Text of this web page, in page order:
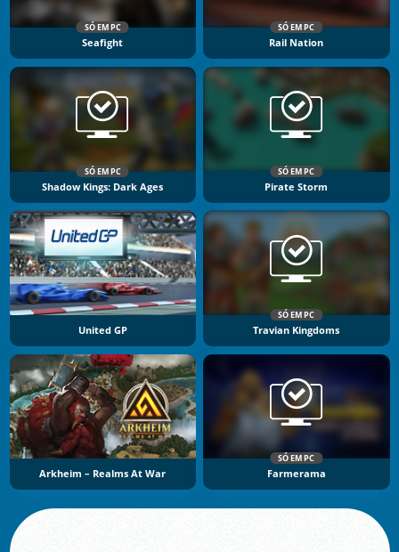
SÓ EM PC
Seafight
SÓ EM PC
Rail Nation
SÓ EM PC
Shadow Kings: Dark Ages
SÓ EM PC
Pirate Storm
United GP
SÓ EM PC
Travian Kingdoms
Arkheim – Realms At War
SÓ EM PC
Farmerama